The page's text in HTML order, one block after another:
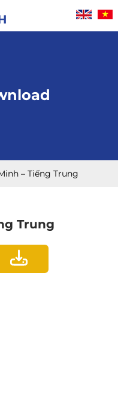
– Tiếng Trung
Trung